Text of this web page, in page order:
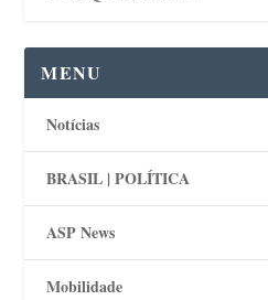
MENU
Notícias
BRASIL | POLÍTICA
ASP News
Mobilidade